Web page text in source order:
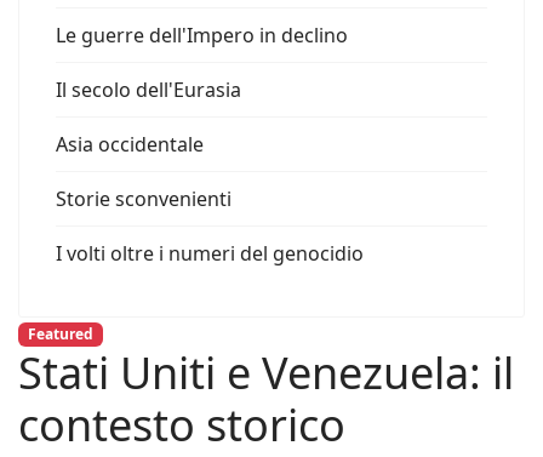
Le guerre dell'Impero in declino
Il secolo dell'Eurasia
Asia occidentale
Storie sconvenienti
I volti oltre i numeri del genocidio
Featured
Stati Uniti e Venezuela: il
contesto storico